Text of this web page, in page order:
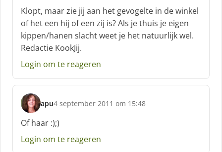
e
f
:
Klopt, maar zie jij aan het gevogelte in de winkel
of het een hij of een zij is? Als je thuis je eigen
kippen/hanen slacht weet je het natuurlijk wel.
Redactie KookJij.
Login om te reageren
apu
s
c
h
r
4 september 2011 om 15:48
Of haar :);)
Login om te reageren